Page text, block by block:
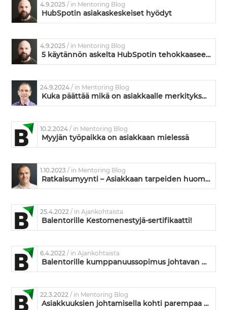
4.9.2025/ in Mentoring Blog
HubSpotin asiakaskeskeiset hyödyt
4.9.2025/ in Mentoring Blog
5 käytännön askelta HubSpotin tehokkaaseen käyttöönottoon
24.9.2024/ in Mentoring Blog
Kuka päättää mikä on asiakkaalle merkityksellistä?
10.2.2024/ in Mentoring Blog
Myyjän työpaikka on asiakkaan mielessä
1.10.2023/ in Mentoring Blog
Ratkaisumyynti – Asiakkaan tarpeiden huomioiminen tuloksekkaan myynnin perustana
25.4.2022/ in Ajankohtaista
Balentorille Kestomenestyjä-sertifikaatti!
6.4.2022/ in Ajankohtaista
Balentorille kumppanuussopimus johtavan OKR-ohjelmistotoimittajan kanssa
22.3.2022/ in Mentoring Blog
Asiakkuuksien johtamisella kohti parempaa asiakaskokemusta